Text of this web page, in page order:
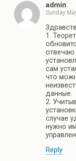
admin
Sunday
1.
отвечаю
сам
что
данные.
2.
случае
нужно
Reply